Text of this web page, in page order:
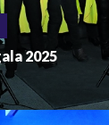
2025